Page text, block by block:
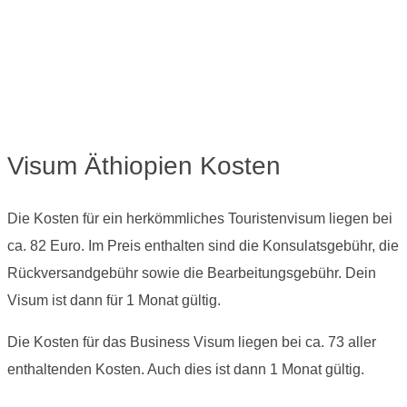
Visum Äthiopien Kosten
Die Kosten für ein herkömmliches Touristenvisum liegen bei
ca. 82 Euro. Im Preis enthalten sind die Konsulatsgebühr, die
Rückversandgebühr sowie die Bearbeitungsgebühr. Dein
Visum ist dann für 1 Monat gültig.
Die Kosten für das Business Visum liegen bei ca. 73 aller
enthaltenden Kosten. Auch dies ist dann 1 Monat gültig.